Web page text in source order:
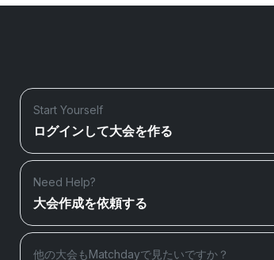
Start Yourself
ログインして大会を作る
Need Help?
大会作成を依頼する
他の大会もMatchdayで見たいですか？